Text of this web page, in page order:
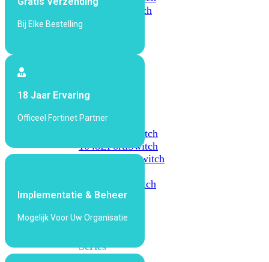
648F
FortiSwitch
648F-
Series
FortiSwitch
FortiSwitch
1048EFortiSwitch
FortiSwitch
FortiSwitch
1048G
FortiSwitch
Series
Bij Elke Bestelling
18 Jaar Ervaring
Officeel Fortinet Partner
Implementatie & Beheer
Mogelijk Voor Uw Organisatie